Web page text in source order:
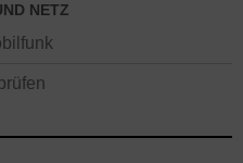
NETZ